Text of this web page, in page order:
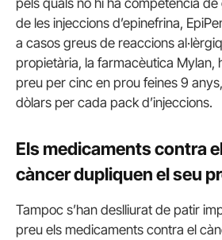
de les injeccions d’epinefrina,
a casos greus de reaccions
propietària, la farmacèutica Mylan,
preu per cinc en prou feines 9
dòlars per cada pack d’injeccions.
Els medicaments contra
càncer dupliquen el seu
Tampoc s’han deslliurat de patir
preu els medicaments contra el